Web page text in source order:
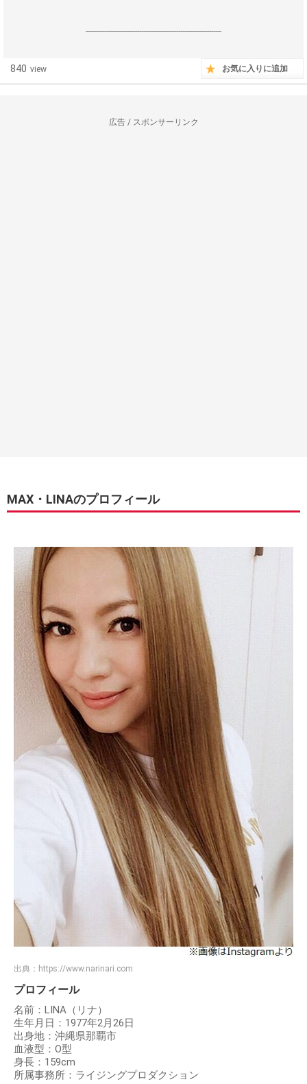
------------------------------------------------------------------
840 view お気に入りに追加
広告 / スポンサーリンク
MAX・LINAのプロフィール
出典： https://www.narinari.com
プロフィール
名前：LINA（リナ）
生年月日：1977年2月26日
出身地：沖縄県那覇市
血液型：O型
身長：159cm
所属事務所：ライジングプロダクション